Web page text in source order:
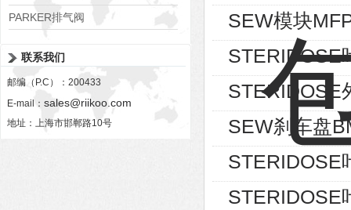
PARKER排气阀
联系我们
邮编（P.C）：200433
E-mail： sales@riikoo.com
地址：上海市邯郸路10号
SEW模块
STERIDOSE
STERIDOSE
SEW刹车盘
STERIDOSE
STERIDOSE